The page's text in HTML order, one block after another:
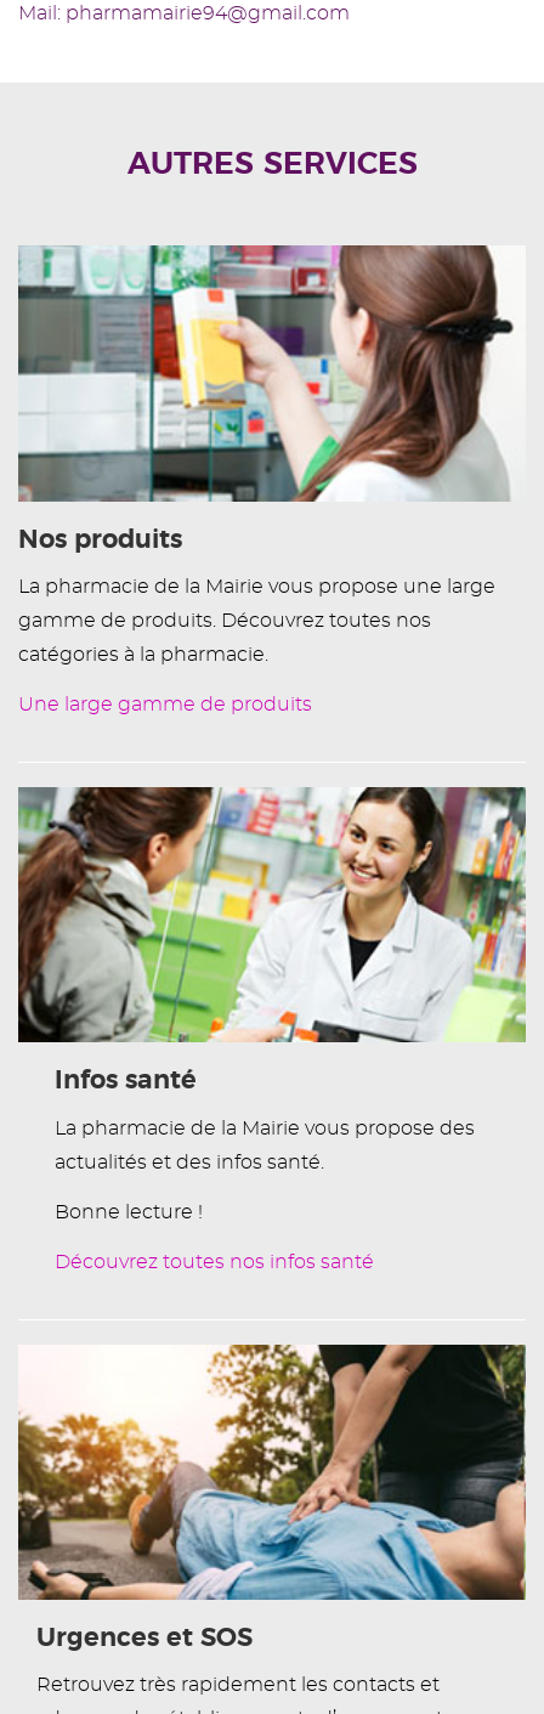
Mail: pharmamairie94@gmail.com
AUTRES SERVICES
Nos produits
La pharmacie de la Mairie vous propose une large
gamme de produits. Découvrez toutes nos
catégories à la pharmacie.
Une large gamme de produits
Infos santé
La pharmacie de la Mairie vous propose des
actualités et des infos santé.
Bonne lecture !
Découvrez toutes nos infos santé
Urgences et SOS
Retrouvez très rapidement les contacts et